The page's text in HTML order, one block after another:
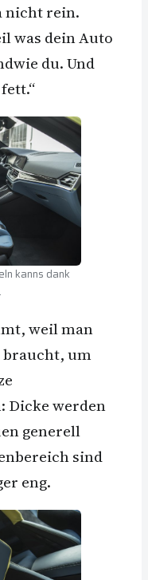
nicht rein.
was dein Auto
du. Und
kanns dank
weil man
braucht, um
Dicke werden
generell
sind
eng.